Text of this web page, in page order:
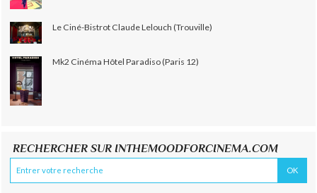
Le Ciné-Bistrot Claude Lelouch (Trouville)
Mk2 Cinéma Hôtel Paradiso (Paris 12)
RECHERCHER SUR INTHEMOODFORCINEMA.COM